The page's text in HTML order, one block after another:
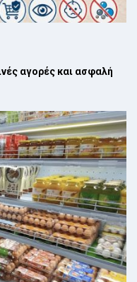
αγορές και ασφαλή